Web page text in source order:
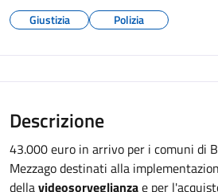
Giustizia Polizia
Descrizione
43.000 euro in arrivo per i comuni di
Mezzago destinati alla
dellavideosorveglianzae per